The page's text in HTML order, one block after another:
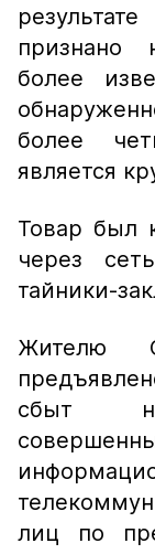
признано
более
более
является
Товар был
через
тайники-
Жителю
сбыт
лиц по